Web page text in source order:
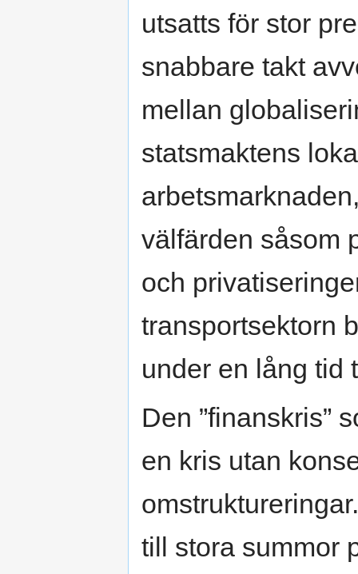
utsatts för stor
snabbare takt
mellan
statsmaktens
välfärden såsom
och
transportsektorn
under en lång tid
Den ”finanskris”
en kris utan
till stora summor